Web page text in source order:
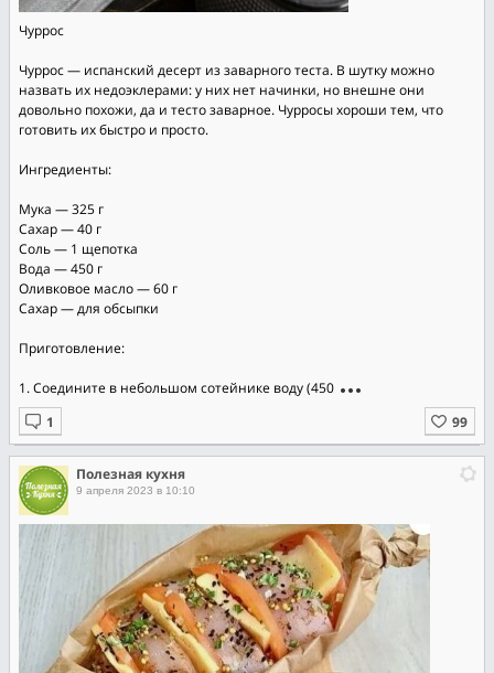
Чуррос
Чуррос — испанский десерт из заварного теста. В шутку можно
назвать их недоэклерами: у них нет начинки, но внешне они
довольно похожи, да и тесто заварное. Чурросы хороши тем, что
готовить их быстро и просто.
Ингредиенты:
Мука — 325 г
Сахар — 40 г
Соль — 1 щепотка
Вода — 450 г
Оливковое масло — 60 г
Сахар — для обсыпки
Приготовление:
1. Соедините в небольшом сотейнике воду (450
Полезная кухня
9 апреля 2023 в 10:10